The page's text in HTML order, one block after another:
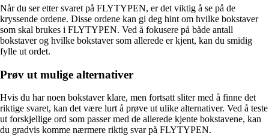
Når du ser etter svaret på FLYTYPEN, er det viktig å se på de
kryssende ordene. Disse ordene kan gi deg hint om hvilke bokstaver
som skal brukes i FLYTYPEN. Ved å fokusere på både antall
bokstaver og hvilke bokstaver som allerede er kjent, kan du smidig
fylle ut ordet.
Prøv ut mulige alternativer
Hvis du har noen bokstaver klare, men fortsatt sliter med å finne det
riktige svaret, kan det være lurt å prøve ut ulike alternativer. Ved å teste
ut forskjellige ord som passer med de allerede kjente bokstavene, kan
du gradvis komme nærmere riktig svar på FLYTYPEN.